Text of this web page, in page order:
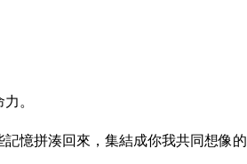
。
憶拼湊回來，集結成你我共同想像的